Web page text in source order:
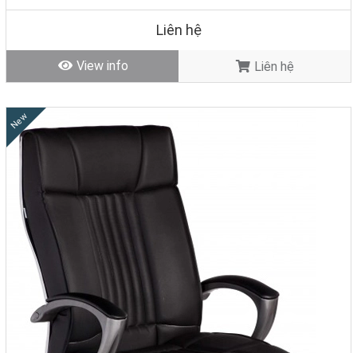
Tình trạng:Hàng mới - Còn hàng
Liên hệ
View info Liên hệ
New